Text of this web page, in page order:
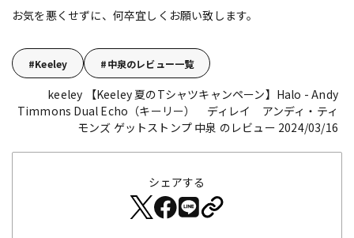
お気を悪くせずに、何卒宜しくお願い致します。
Keeley 中泉のレビュー一覧
keeley 【Keeley 夏のTシャツキャンペーン】Halo - Andy
Timmons Dual Echo（キーリー） ディレイ アンディ・ティ
モンズ ゲットストンプ 中泉 のレビュー 2024/03/16
シェアする